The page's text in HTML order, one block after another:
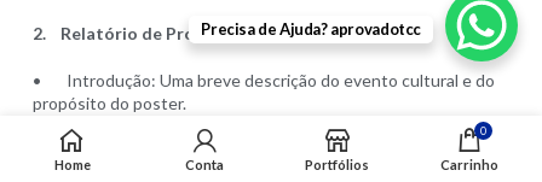
2. Relatório de Projeto:
• Introdução: Uma breve descrição do evento cultural e do
propósito do poster.
• Processo de Design: Descrição detalhada do processo
criativo, incluindo a escolha de elementos gráficos, cores e
Precisa de Ajuda? aprovadotcc
Home Conta Portfólios
0
Carrinho